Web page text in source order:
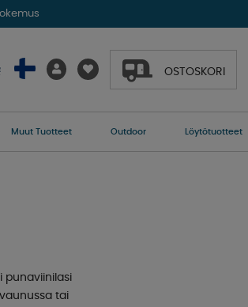
OSTOSKORI
Muut Tuotteet Outdoor Löytötuotteet
punaviinilasi
tai